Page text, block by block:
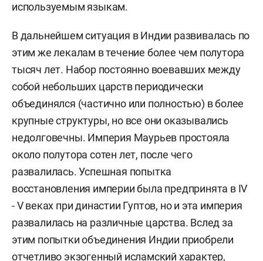
используемым языкам.
В дальнейшем ситуация в Индии развивалась по
этим же лекалам в течение более чем полутора
тысяч лет. Набор постоянно воевавших между
собой небольших царств периодически
объединялся (частично или полностью) в более
крупные структуры, но все они оказывались
недолговечны. Империя Маурьев простояла
около полутора сотен лет, после чего
развалилась. Успешная попытка
восстановления империи была предпринята в IV
- V веках при династии Гуптов, но и эта империя
развалилась на различные царства. Вслед за
этим попытки объединения Индии приобрели
отчетливо экзогенный исламский характер,